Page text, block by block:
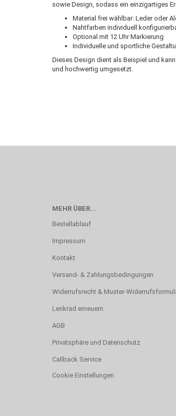
sowie Design, sodass ein einzigartiges
Material frei wählbar: Leder oder
Nahtfarben individuell
Optional mit 12 Uhr Markierung
Individuelle und sportliche
Dieses Design dient als Beispiel und
und hochwertig umgesetzt.
Motor für Qualität, die Du bei uns erfahren kannst. Dabei
MEHR ÜBER...
Bestellablauf
Impressum
Kontakt
Versand- & Zahlungsbedingungen
Widerrufsrecht & Muster-
Lenkrad erneuern
AGB
Privatsphäre und Datenschutz
Callback Service
Cookie Einstellungen